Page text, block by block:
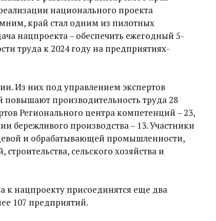
национального проекта
край стал одним из пилотных
нацпроекта – обеспечить ежегодный 5-
труда к 2024 году на предприятиях-
Из них под управлением экспертов
производительность труда 28
Регионального центра компетенций – 23,
бережливого производства – 13. Участники
и обрабатывающей промышленности,
сельского хозяйства и
к нацпроекту присоединятся еще два
107 предприятий.